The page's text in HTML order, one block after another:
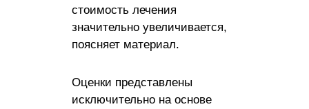
стоимость лечения
значительно увеличивается,
поясняет материал.
Оценки представлены
исключительно на основе